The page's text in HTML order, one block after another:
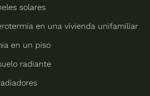
solares
en una vivienda unifamiliar
en un piso
radiante